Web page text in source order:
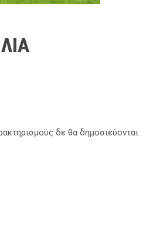
δε θα δημοσιεύονται.